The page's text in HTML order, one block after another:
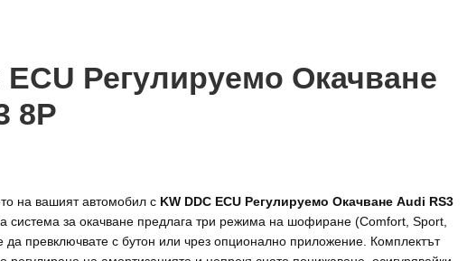
ECU Регулируемо Окачване
8P
на вашият автомобил с KW DDC ECU Регулируемо Окачване Audi RS3
система за окачване предлага три режима на шофиране (Comfort, Sport,
да превключвате с бутон или чрез опционално приложение. Комплектът